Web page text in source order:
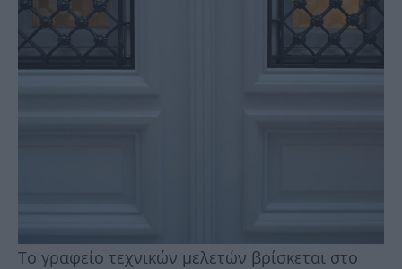
Το γραφείο τεχνικών μελετών βρίσκεται στο